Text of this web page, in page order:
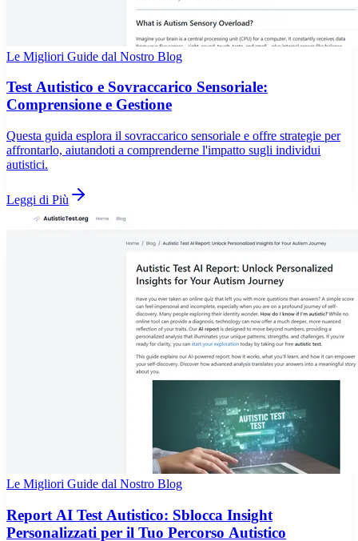
Le Migliori Guide dal Nostro Blog
Test Autistico e Sovraccarico Sensoriale:
Comprensione e Gestione
Questa guida esplora il sovraccarico sensoriale e offre strategie per
affrontarlo, aiutandoti a comprenderne l'impatto sugli individui
autistici.
Leggi di Più
Le Migliori Guide dal Nostro Blog
Report AI Test Autistico: Sblocca Insight
Personalizzati per il Tuo Percorso Autistico